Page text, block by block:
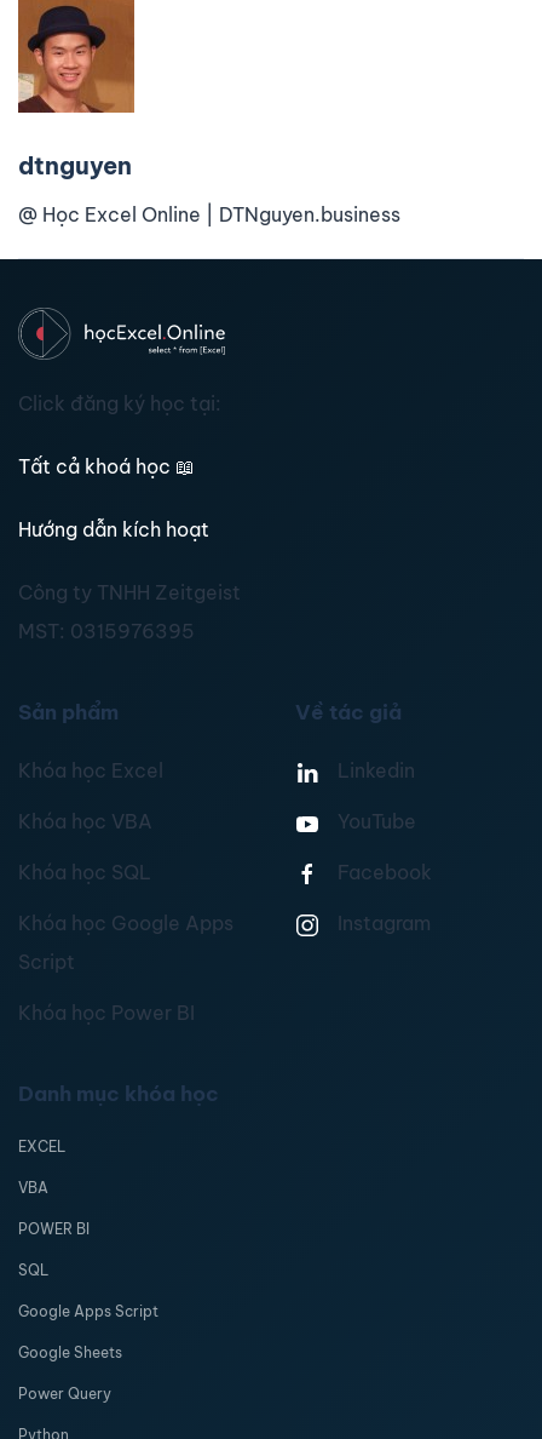
dtnguyen
@ Học Excel Online | DTNguyen.business
Click đăng ký học tại:
Tất cả khoá học 📖
Hướng dẫn kích hoạt
Công ty TNHH Zeitgeist
MST: 0315976395
Sản phẩm
Khóa học Excel
Khóa học VBA
Khóa học SQL
Khóa học Google Apps
Script
Khóa học Power BI
Về tác giả
Linkedin
YouTube
Facebook
Instagram
Danh mục khóa học
EXCEL
VBA
POWER BI
SQL
Google Apps Script
Google Sheets
Power Query
Python